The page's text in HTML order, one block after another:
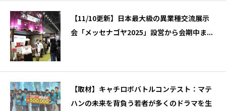
【11/10更新】日本最大級の異業種交流展示
会「メッセナゴヤ2025」設営から会期中ま...
【取材】キャチロボバトルコンテスト：マテ
ハンの未来を背負う若者が多くのドラマを生